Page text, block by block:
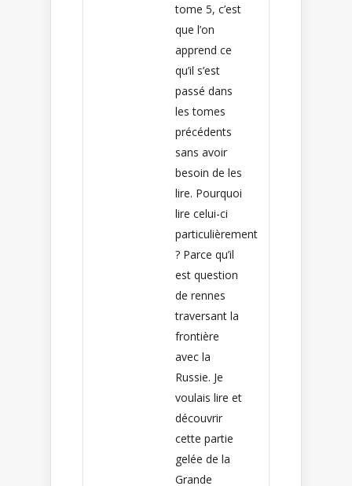
tome 5, c’est
que l’on
apprend ce
qu’il s’est
passé dans
les tomes
précédents
sans avoir
besoin de les
lire. Pourquoi
lire celui-ci
particulièrement
? Parce qu’il
est question
de rennes
traversant la
frontière
avec la
Russie. Je
voulais lire et
découvrir
cette partie
gelée de la
Grande